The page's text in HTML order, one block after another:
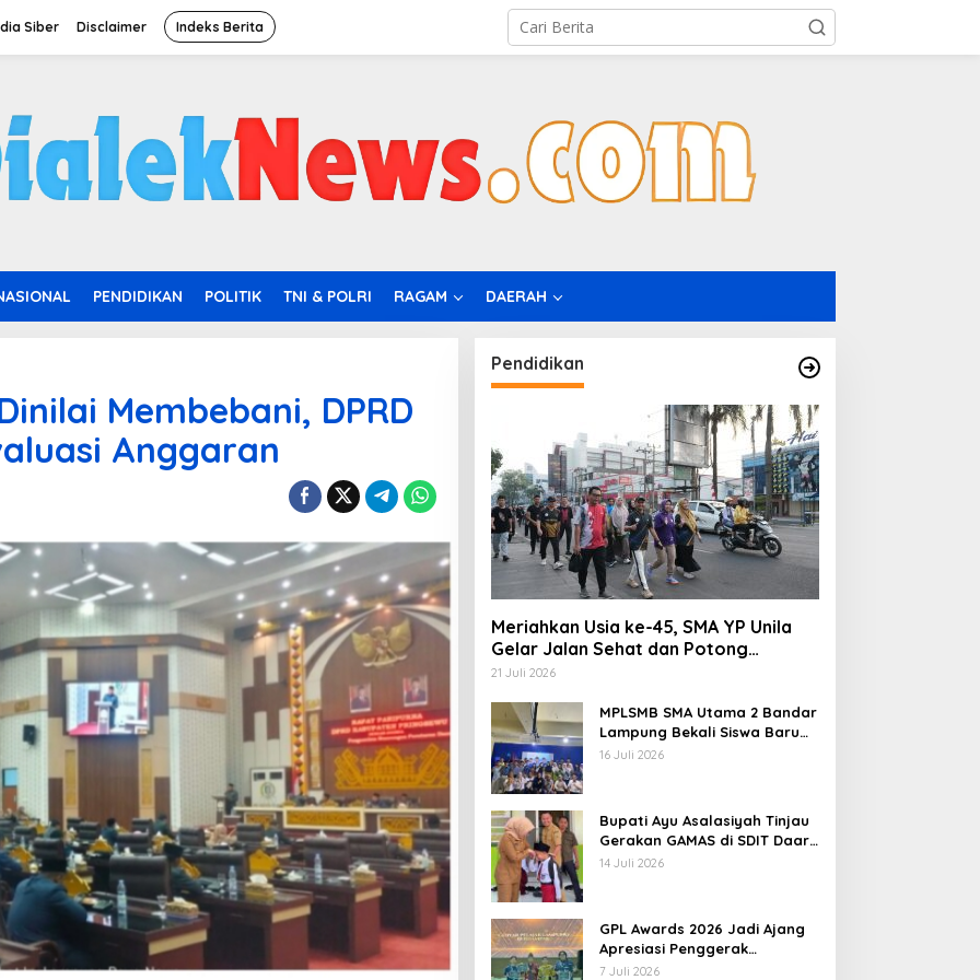
Siber Disclaimer Indeks Berita
PENDIDIKAN POLITIK TNI & POLRI RAGAM DAERAH
Membebani, DPRD
Anggaran
Pendidikan
Meriahkan Usia ke-45, SMA YP Unila
Gelar Jalan Sehat dan Potong
Tumpeng
21 Juli 2026
MPLSMB SMA Utama 2 Bandar
Lampung Bekali Siswa Baru
Literasi Digital, Jurnalistik,
16 Juli 2026
Bupati Ayu Asalasiyah Tinjau
Gerakan GAMAS di SDIT Daar
‘Ilmi
14 Juli 2026
GPL Awards 2026 Jadi Ajang
Apresiasi Penggerak
Pendidikan Muda Lampung
7 Juli 2026